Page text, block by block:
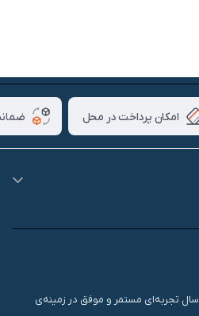
امکان پرداخت در محل
تنظیماتکتونی اطلس با بیش از 10 سال تجربه‌ای مستمر و موفق در زمینه‌ی